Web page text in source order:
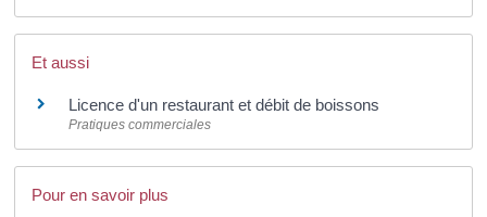
Et aussi
Licence d'un restaurant et débit de boissons
Pratiques commerciales
Pour en savoir plus